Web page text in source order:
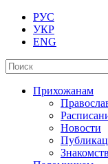
РУС
УКР
ENG
Прихожанам
Новости